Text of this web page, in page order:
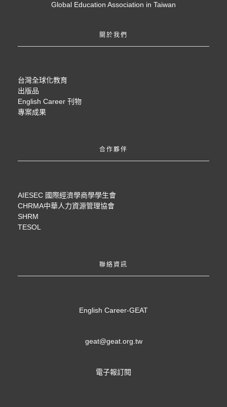
Global Education Association in Taiwan
關於我們
台灣全球化教育
出版品
English Career 刊物
專案成果
合作夥伴
AIESEC 國際經濟學商學學生會
CHRMA中華人力資源管理協會
SHRM
TESOL
聯絡資訊
English Career-GEAT
geat@geat.org.tw
電子報訂閱